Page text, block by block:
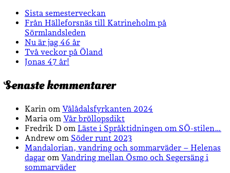
Sista semesterveckan
Från Hälleforsnäs till Katrineholm på
Sörmlandsleden
Nu är jag 46 år
Två veckor på Öland
Jonas 47 år!
Senaste kommentarer
Karin om Vålådalsfyrkanten 2024
Maria om Vår bröllopsdikt
Fredrik D om Läste i Språktidningen om SÖ-stilen…
Andrew om Söder runt 2023
Mandalorian, vandring och sommarväder – Helenas
dagar om Vandring mellan Ösmo och Segersäng i
sommarväder